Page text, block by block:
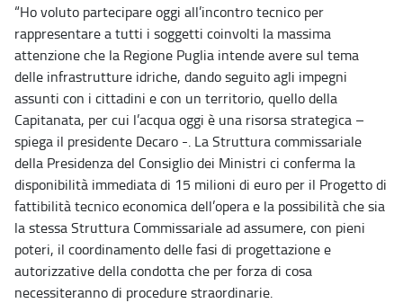
“Ho voluto partecipare oggi all’incontro tecnico per
rappresentare a tutti i soggetti coinvolti la massima
attenzione che la Regione Puglia intende avere sul tema
delle infrastrutture idriche, dando seguito agli impegni
assunti con i cittadini e con un territorio, quello della
Capitanata, per cui l’acqua oggi è una risorsa strategica –
spiega il presidente Decaro -. La Struttura commissariale
della Presidenza del Consiglio dei Ministri ci conferma la
disponibilità immediata di 15 milioni di euro per il Progetto di
fattibilità tecnico economica dell’opera e la possibilità che sia
la stessa Struttura Commissariale ad assumere, con pieni
poteri, il coordinamento delle fasi di progettazione e
autorizzative della condotta che per forza di cosa
necessiteranno di procedure straordinarie.